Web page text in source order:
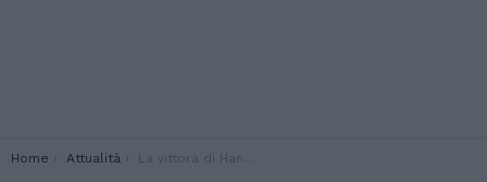
You are here:
Home Attualità La vittora di Han, il cinese di Prato che ha fatto condannare i suoi sfruttatori